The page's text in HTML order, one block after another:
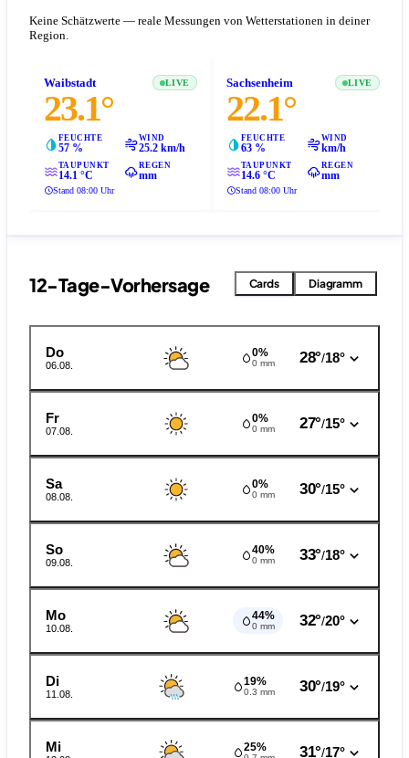
Keine Schätzwerte — reale Messungen von Wetterstationen in deiner
Region.
Waibstadt LIVE
23.1°
FEUCHTE
57 %
WIND
25.2 km/h
TAUPUNKT
14.1 °C
REGEN
mm
Stand 08:00 Uhr
Sachsenheim LIVE
22.1°
FEUCHTE
63 %
WIND
km/h
TAUPUNKT
14.6 °C
REGEN
mm
Stand 08:00 Uhr
12-Tage-Vorhersage Cards Diagramm
Do
06.08.
0%
0 mm 28°/18°
Fr
07.08.
0%
0 mm 27°/15°
Sa
08.08.
0%
0 mm 30°/15°
So
09.08.
40%
0 mm 33°/18°
Mo
10.08.
44%
0 mm 32°/20°
Di
11.08.
19%
0.3 mm 30°/19°
Mi 25% 31°/17°